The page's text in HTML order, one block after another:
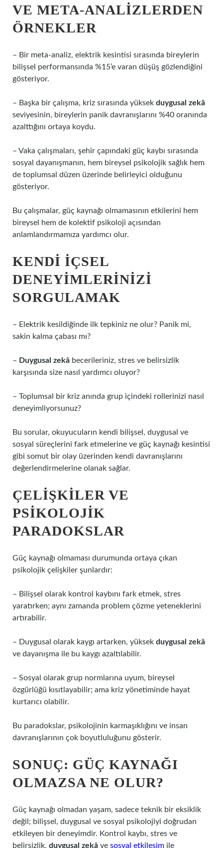
VE META-ANALIZLERDEN
ÖRNEKLER
– Bir meta-analiz, elektrik kesintisi sırasında bireylerin
bilişsel performansında %15’e varan düşüş gözlendiğini
gösteriyor.
– Başka bir çalışma, kriz sırasında yüksek duygusal zekâ
seviyesinin, bireylerin panik davranışlarını %40 oranında
azalttığını ortaya koydu.
– Vaka çalışmaları, şehir çapındaki güç kaybı sırasında
sosyal dayanışmanın, hem bireysel psikolojik sağlık hem
de toplumsal düzen üzerinde belirleyici olduğunu
gösteriyor.
Bu çalışmalar, güç kaynağı olmamasının etkilerini hem
bireysel hem de kolektif psikoloji açısından
anlamlandırmamıza yardımcı olur.
KENDI İÇSEL
DENEYIMLERINIZI
SORGULAMAK
– Elektrik kesildiğinde ilk tepkiniz ne olur? Panik mi,
sakin kalma çabası mı?
– Duygusal zekâ becerileriniz, stres ve belirsizlik
karşısında size nasıl yardımcı oluyor?
– Toplumsal bir kriz anında grup içindeki rollerinizi nasıl
deneyimliyorsunuz?
Bu sorular, okuyucuların kendi bilişsel, duygusal ve
sosyal süreçlerini fark etmelerine ve güç kaynağı kesintisi
gibi somut bir olay üzerinden kendi davranışlarını
değerlendirmelerine olanak sağlar.
ÇELIŞKILER VE
PSIKOLOJIK
PARADOKSLAR
Güç kaynağı olmaması durumunda ortaya çıkan
psikolojik çelişkiler şunlardır:
– Bilişsel olarak kontrol kaybını fark etmek, stres
yaratırken; aynı zamanda problem çözme yeteneklerini
artırabilir.
– Duygusal olarak kaygı artarken, yüksek duygusal zekâ
ve dayanışma ile bu kaygı azaltılabilir.
– Sosyal olarak grup normlarına uyum, bireysel
özgürlüğü kısıtlayabilir; ama kriz yönetiminde hayat
kurtarıcı olabilir.
Bu paradokslar, psikolojinin karmaşıklığını ve insan
davranışlarının çok boyutluluğunu gösterir.
SONUÇ: GÜÇ KAYNAĞI
OLMAZSA NE OLUR?
Güç kaynağı olmadan yaşam, sadece teknik bir eksiklik
değil; bilişsel, duygusal ve sosyal psikolojiyi doğrudan
etkileyen bir deneyimdir. Kontrol kaybı, stres ve
belirsizlik, duygusal zekâ ve sosyal etkileşim ile